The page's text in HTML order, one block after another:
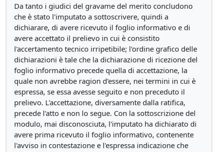
Da tanto i giudici del gravame del merito concludono
che è stato l'imputato a sottoscrivere, quindi a
dichiarare, di avere ricevuto il foglio informativo e di
avere accettato il prelievo in cui è consistito
l'accertamento tecnico irripetibile; l'ordine grafico delle
dichiarazioni è tale che la dichiarazione di ricezione del
foglio informativo precede quella di accettazione, la
quale non avrebbe ragion d'essere, nei termini in cui è
espressa, se essa avesse seguito e non preceduto il
prelievo. L'accettazione, diversamente dalla ratifica,
precede l'atto e non lo segue. Con la sottoscrizione del
modulo, mai disconosciuta, l'imputato ha dichiarato di
avere prima ricevuto il foglio informativo, contenente
l'avviso in contestazione e l'espressa indicazione che